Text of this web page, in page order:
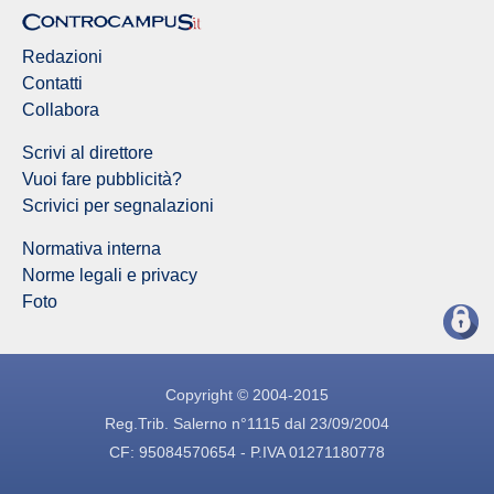
Redazioni
Contatti
Collabora
Scrivi al direttore
Vuoi fare pubblicità?
Scrivici per segnalazioni
Normativa interna
Norme legali e privacy
Foto
Copyright © 2004-2015
Reg.Trib. Salerno n°1115 dal 23/09/2004
CF: 95084570654 - P.IVA 01271180778